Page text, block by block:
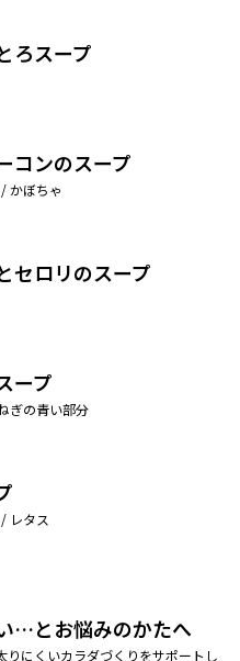
ろスープ
コンのスープ
かぼちゃ
セロリのスープ
ープ
ぎの青い部分
レタス
…とお悩みのかたへ
りにくいカラダづくりをサポートし